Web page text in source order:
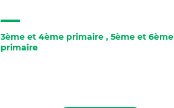
3ème et 4ème primaire , 5ème et 6ème
primaire